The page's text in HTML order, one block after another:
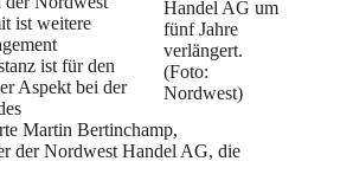
Handel AG um
fünf Jahre
verlängert.
(Foto:
Nordwest)
ist weitere
ist für den
Aspekt bei der
Martin Bertinchamp,
der Nordwest Handel AG, die